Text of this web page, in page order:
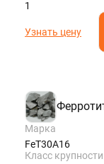
1
Узнать цену
Марка
FeT30A16
Класс крупности